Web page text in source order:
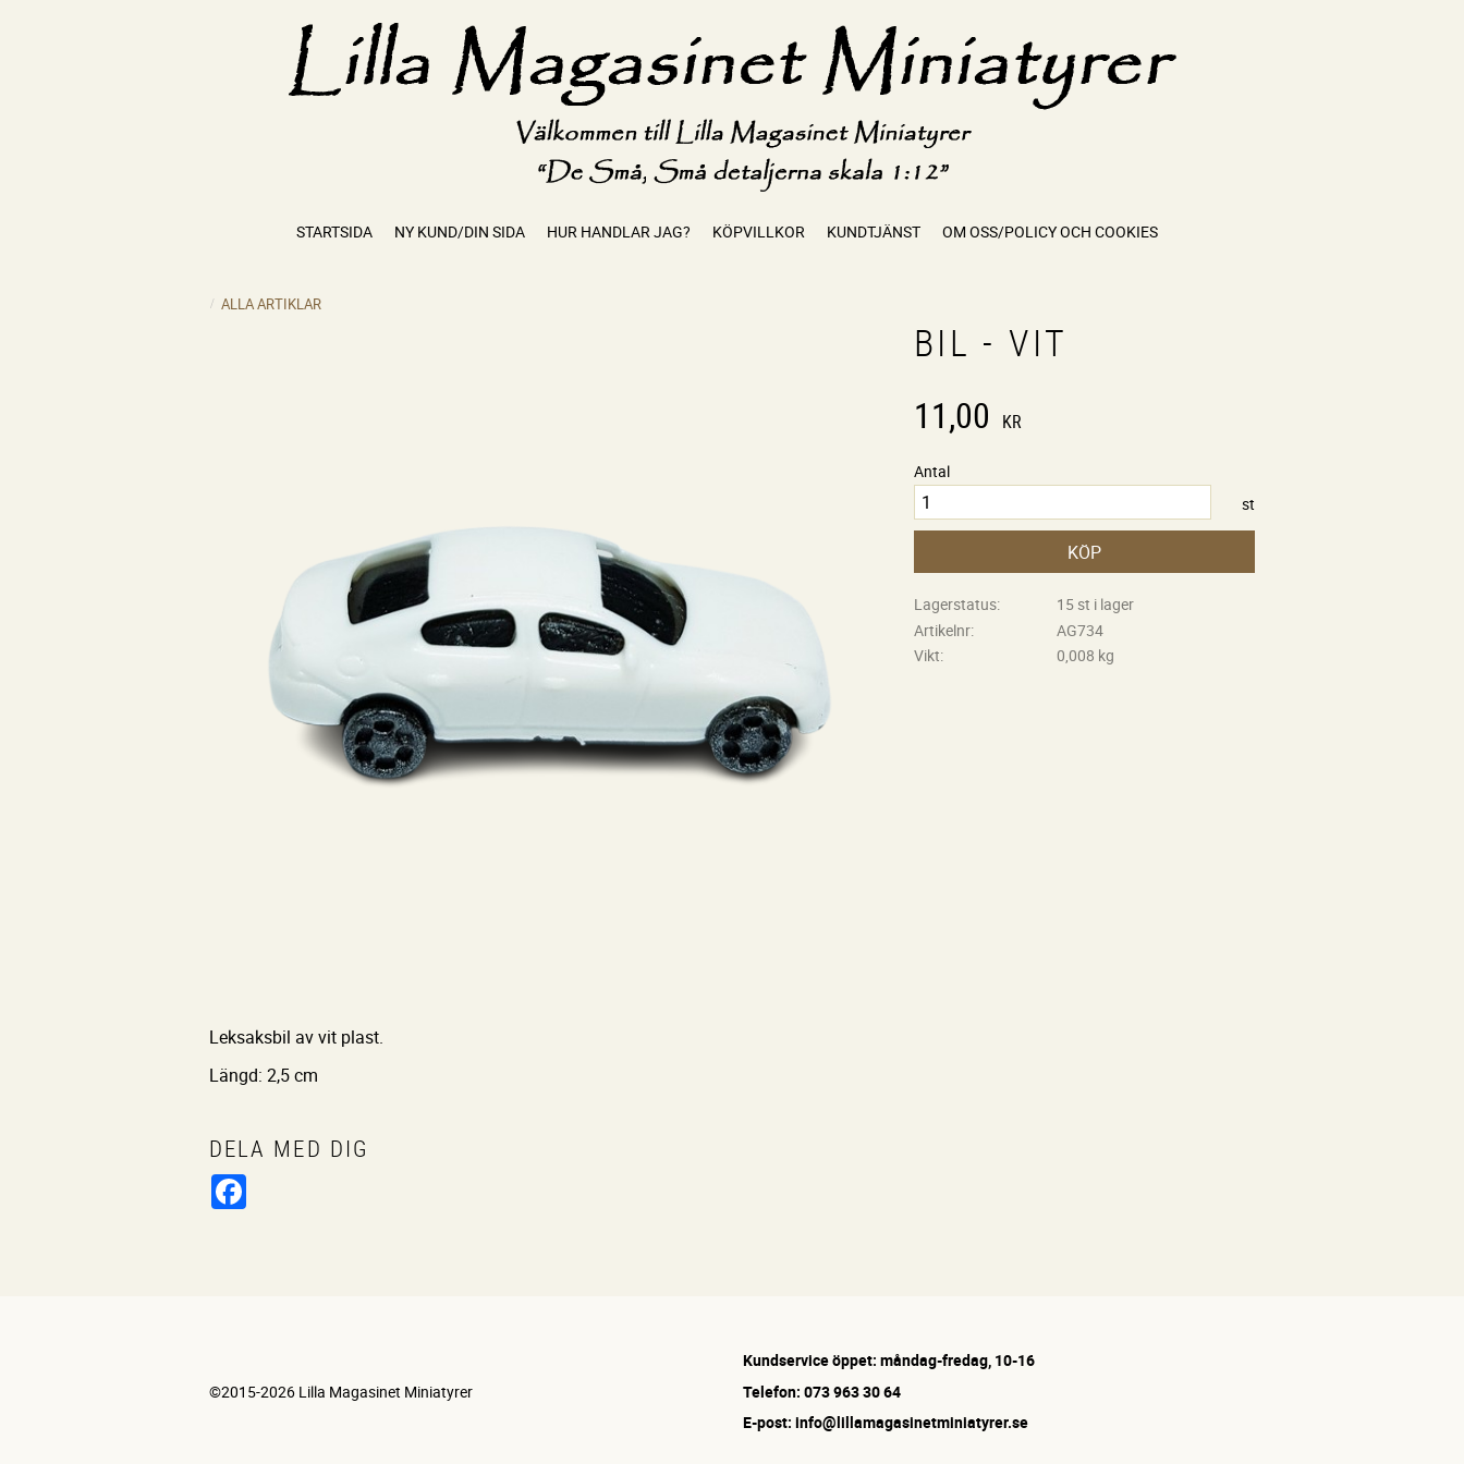
STARTSIDA NY KUND/DIN SIDA HUR HANDLAR JAG? KÖPVILLKOR KUNDTJÄNST OM OSS/POLICY OCH COOKIES
ALLA ARTIKLAR
BIL - VIT
11,00 KR
Antal
st
KÖP
Lagerstatus
15 st i lager
Artikelnr
AG734
Vikt
0,008 kg
Leksaksbil av vit plast.
Längd: 2,5 cm
DELA MED DIG
©2015-2026 Lilla Magasinet Miniatyrer
Kundservice öppet: måndag-fredag, 10-16
Telefon: 073 963 30 64
E-post: info@lillamagasinetminiatyrer.se